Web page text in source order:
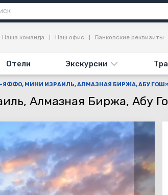
Отели Экскурсии
Наша команда Наш офис Банковские реквизиты
ЯФФО, МИНИ ИЗРАИЛЬ, АЛМАЗНАЯ БИРЖА, АБУ ГОШ»
Алмазная Биржа, Абу
Достопримечательности Отзывы (8)